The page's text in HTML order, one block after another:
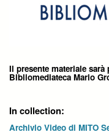
Il presente materiale
Bibliomediateca Mario
In collection:
Archivio Video di MITO